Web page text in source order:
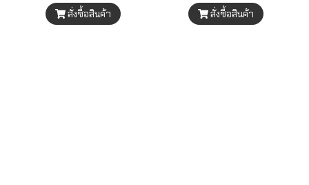
สั่งซื้อสินค้า สั่งซื้อสินค้า